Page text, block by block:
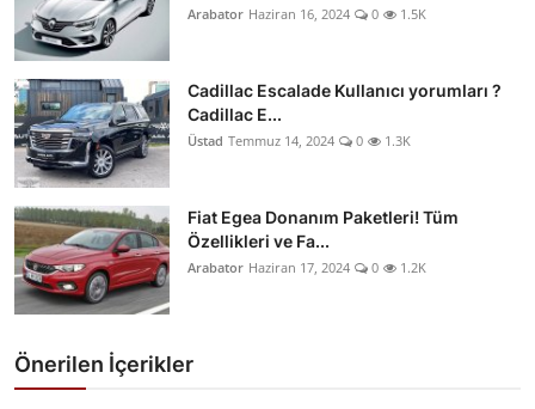
Arabator Haziran 16, 2024 0 1.5K
Cadillac Escalade Kullanıcı yorumları ?
Cadillac E...
Üstad Temmuz 14, 2024 0 1.3K
Fiat Egea Donanım Paketleri! Tüm
Özellikleri ve Fa...
Arabator Haziran 17, 2024 0 1.2K
Önerilen İçerikler